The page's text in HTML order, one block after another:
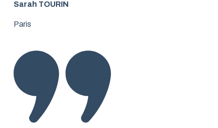
Sarah TOURIN
Paris